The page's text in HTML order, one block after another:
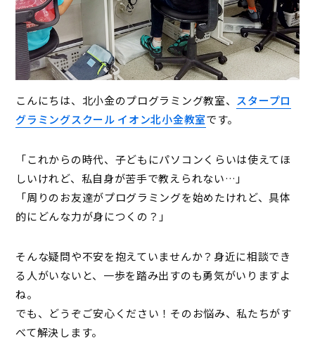
こんにちは、北小金のプログラミング教室、 スタープロ
グラミングスクール イオン北小金教室です。
「これからの時代、子どもにパソコンくらいは使えてほ
しいけれど、私自身が苦手で教えられない…」
「周りのお友達がプログラミングを始めたけれど、具体
的にどんな力が身につくの？」
そんな疑問や不安を抱えていませんか？身近に相談でき
る人がいないと、一歩を踏み出すのも勇気がいりますよ
ね。
でも、どうぞご安心ください！そのお悩み、私たちがす
べて解決します。